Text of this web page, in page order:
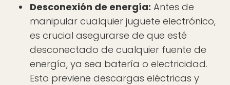
Desconexión de energía: Antes de
manipular cualquier juguete electrónico,
es crucial asegurarse de que esté
desconectado de cualquier fuente de
energía, ya sea batería o electricidad.
Esto previene descargas eléctricas y